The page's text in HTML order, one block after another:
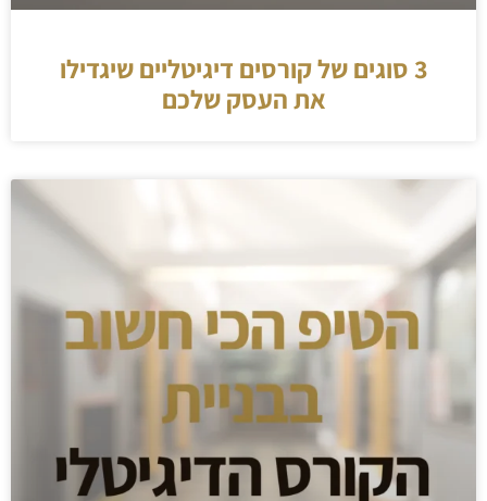
3 סוגים של קורסים דיגיטליים שיגדילו
את העסק שלכם